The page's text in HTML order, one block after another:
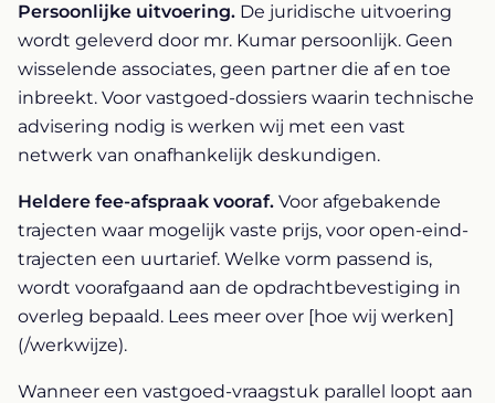
Persoonlijke uitvoering. De juridische uitvoering
wordt geleverd door mr. Kumar persoonlijk. Geen
wisselende associates, geen partner die af en toe
inbreekt. Voor vastgoed-dossiers waarin technische
advisering nodig is werken wij met een vast
netwerk van onafhankelijk deskundigen.
Heldere fee-afspraak vooraf. Voor afgebakende
trajecten waar mogelijk vaste prijs, voor open-eind-
trajecten een uurtarief. Welke vorm passend is,
wordt voorafgaand aan de opdrachtbevestiging in
overleg bepaald. Lees meer over [hoe wij werken]
(/werkwijze).
Wanneer een vastgoed-vraagstuk parallel loopt aan